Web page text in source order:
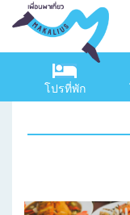
โปรที่พัก